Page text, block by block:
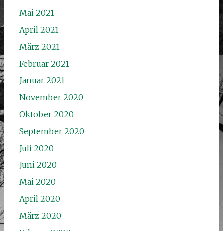
Mai 2021
April 2021
März 2021
Februar 2021
Januar 2021
November 2020
Oktober 2020
September 2020
Juli 2020
Juni 2020
Mai 2020
April 2020
März 2020